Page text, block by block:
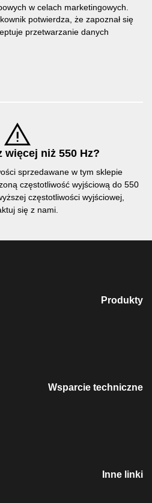
w celach marketingowych.
potwierdza, że zapoznał się
przetwarzanie danych
więcej niż 550 Hz?
sprzedawane w tym sklepie
częstotliwość wyjściową do 550
częstotliwości wyjściowej,
się z nami.
Produkty
Wsparcie techniczne
Inne linki